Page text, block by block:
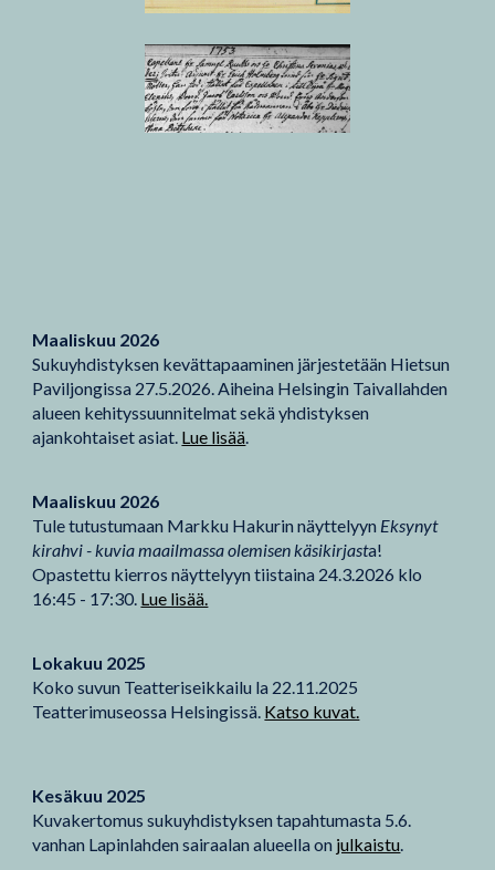
Maaliskuu 2026
Sukuyhdistyksen kevättapaaminen järjestetään Hietsun
Paviljongissa 27.5.2026. Aiheina Helsingin Taivallahden
alueen kehityssuunnitelmat sekä yhdistyksen
ajankohtaiset asiat. Lue lisää.
Maaliskuu 2026
Tule tutustumaan Markku Hakurin näyttelyyn Eksynyt
kirahvi - kuvia maailmassa olemisen käsikirjasta!
Opastettu kierros näyttelyyn tiistaina 24.3.2026 klo
16:45 - 17:30. Lue lisää.
Lokakuu 2025
Koko suvun Teatteriseikkailu la 22.11.2025
Teatterimuseossa Helsingissä. Katso kuvat.
Kesäkuu 2025
Kuvakertomus sukuyhdistyksen tapahtumasta 5.6.
vanhan Lapinlahden sairaalan alueella on julkaistu.